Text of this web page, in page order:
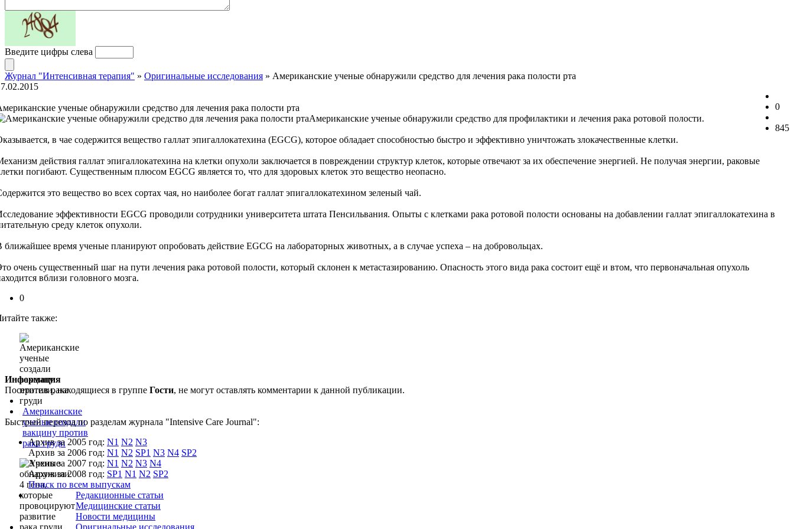
Введите цифры слева
Журнал "Интенсивная терапия" » Оригинальные исследования » Американские ученые обнаружили средство для лечения рака полости рта
0
845
ученые обнаружили средство для лечения рака полости рта
Американские ученые обнаружили средство для профилактики и лечения рака ротовой полости.
в чае содержится вещество галлат эпигаллокатехина (EGCG), которое обладает способностью быстро и эффективно уничтожать злокачественные клетки.
действия галлат эпигаллокатехина на клетки опухоли заключается в повреждении структур клеток, которые отвечают за их обеспечение энергией. Не получая энергии, раковые
погибают. Существенным плюсом EGCG является то, что для здоровых клеток это вещество неопасно.
это вещество во всех сортах чая, но наиболее богат галлат эпигаллокатехином зеленый чай.
эффективности EGCG проводили сотрудники университета штата Пенсильвания. Опыты с клетками рака ротовой полости основаны на добавлении галлат эпигаллокатехина в
среду клеток опухоли.
ближайшее время ученые планируют опробовать действие EGCG на лабораторных животных, а в случае успеха – на добровольцах.
очень существенный шаг на пути лечения рака ротовой полости, который склонен к метастазированию. Опасность этого вида рака состоит ещё и втом, что первоначальная опухоль
вблизи головного мозга.
0
также:
Американские
ученые создали
вакцину против
рака груди
Информация
Посетители, находящиеся в группе Гости, не могут оставлять комментарии к данной публикации.
Быстрый переход по разделам журнала "Intensive Care Journal":
Архив за 2005 год: N1 N2 N3
Архив за 2006 год: N1 N2 SP1 N3 N4 SP2
Архив за 2007 год: N1 N2 N3 N4
Архив за 2008 год: SP1 N1 N2 SP2
Поиск по всем выпускам
Редакционные статьи
Медицинские статьи
Новости медицины
Оригинальные исследования